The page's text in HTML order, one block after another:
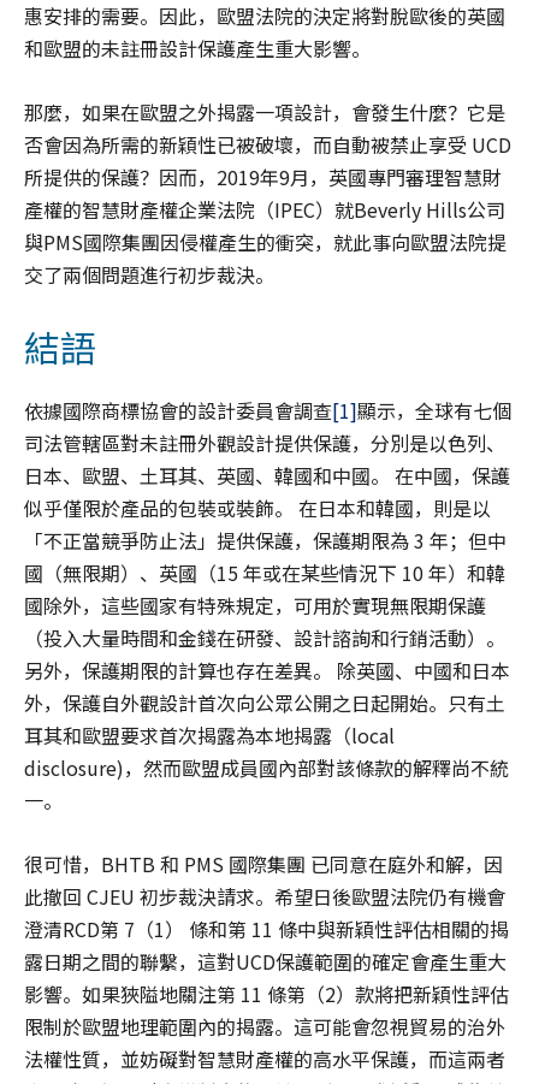
惠安排的需要。因此，歐盟法院的決定將對脫歐後的英國
和歐盟的未註冊設計保護產生重大影響。
那麼，如果在歐盟之外揭露一項設計，會發生什麼？它是
否會因為所需的新穎性已被破壞，而自動被禁止享受 UCD
所提供的保護？因而，2019年9月，英國專門審理智慧財
產權的智慧財產權企業法院（IPEC）就Beverly Hills公司
與PMS國際集團因侵權產生的衝突，就此事向歐盟法院提
交了兩個問題進行初步裁決。
結語
依據國際商標協會的設計委員會調查[1]顯示，全球有七個
司法管轄區對未註冊外觀設計提供保護，分別是以色列、
日本、歐盟、土耳其、英國、韓國和中國。 在中國，保護
似乎僅限於產品的包裝或裝飾。 在日本和韓國，則是以
「不正當競爭防止法」提供保護，保護期限為 3 年；但中
國（無限期）、英國（15 年或在某些情況下 10 年）和韓
國除外，這些國家有特殊規定，可用於實現無限期保護
（投入大量時間和金錢在研發、設計諮詢和行銷活動）。
另外，保護期限的計算也存在差異。 除英國、中國和日本
外，保護自外觀設計首次向公眾公開之日起開始。只有土
耳其和歐盟要求首次揭露為本地揭露（local
disclosure)，然而歐盟成員國內部對該條款的解釋尚不統
一。
很可惜，BHTB 和 PMS 國際集團 已同意在庭外和解，因
此撤回 CJEU 初步裁決請求。希望日後歐盟法院仍有機會
澄清RCD第 7（1） 條和第 11 條中與新穎性評估相關的揭
露日期之間的聯繫，這對UCD保護範圍的確定會產生重大
影響。如果狹隘地關注第 11 條第（2）款將把新穎性評估
限制於歐盟地理範圍內的揭露。這可能會忽視貿易的治外
法權性質，並妨礙對智慧財產權的高水平保護，而這兩者